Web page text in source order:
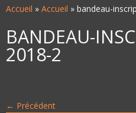
auAccueil » Accueil » bandeau-
BANDEAU-
2018-2
← Précédent